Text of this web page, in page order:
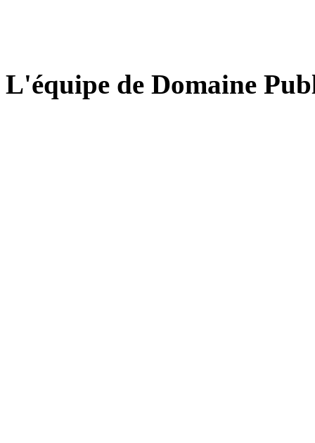
L'équipe de Domaine